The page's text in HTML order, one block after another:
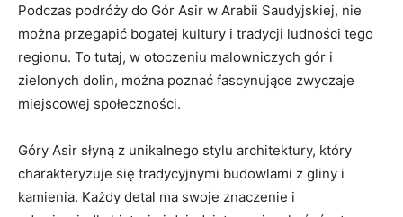
Podczas ⁢podróży do Gór Asir w Arabii Saudyjskiej, nie
można przegapić ​bogatej kultury i tradycji ludności tego
regionu.⁢ To tutaj,‌ w‌ otoczeniu malowniczych gór i
zielonych dolin,⁤ można poznać ⁤fascynujące zwyczaje
miejscowej społeczności.
Góry Asir słyną z unikalnego stylu architektury, który
charakteryzuje‌ się tradycyjnymi⁢ budowlami z gliny i
kamienia. Każdy detal ma swoje znaczenie i